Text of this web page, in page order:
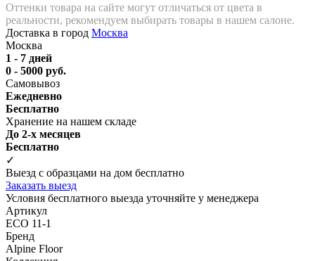
Оттенки товара на сайте могут отличаться от цвета в
реальности, рекомендуем выбирать товары в нашем салоне.
Доставка в город Москва
Москва
1 - 7 дней
0 - 5000 руб.
Самовывоз
Ежедневно
Бесплатно
Хранение на нашем складе
До 2-х месяцев
Бесплатно
✓
Выезд с образцами на дом бесплатно
Заказать выезд
Условия бесплатного выезда уточняйте у менеджера
Артикул
ECO 11-1
Бренд
Alpine Floor